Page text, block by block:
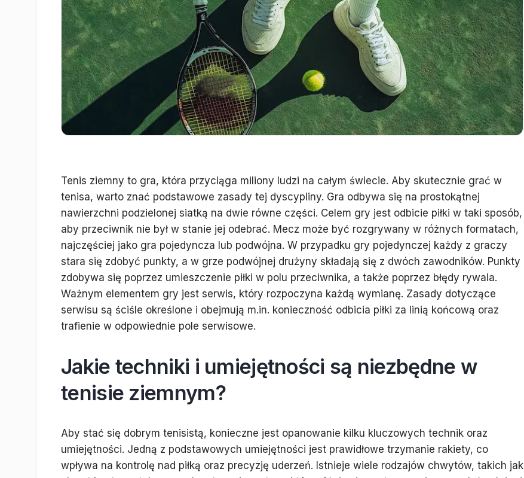
Tenis ziemny to gra, która przyciąga miliony ludzi na całym świecie. Aby skutecznie grać w
tenisa, warto znać podstawowe zasady tej dyscypliny. Gra odbywa się na prostokątnej
nawierzchni podzielonej siatką na dwie równe części. Celem gry jest odbicie piłki w taki sposób,
aby przeciwnik nie był w stanie jej odebrać. Mecz może być rozgrywany w różnych formatach,
najczęściej jako gra pojedyncza lub podwójna. W przypadku gry pojedynczej każdy z graczy
stara się zdobyć punkty, a w grze podwójnej drużyny składają się z dwóch zawodników. Punkty
zdobywa się poprzez umieszczenie piłki w polu przeciwnika, a także poprzez błędy rywala.
Ważnym elementem gry jest serwis, który rozpoczyna każdą wymianę. Zasady dotyczące
serwisu są ściśle określone i obejmują m.in. konieczność odbicia piłki za linią końcową oraz
trafienie w odpowiednie pole serwisowe.
Jakie techniki i umiejętności są niezbędne w
tenisie ziemnym?
Aby stać się dobrym tenisistą, konieczne jest opanowanie kilku kluczowych technik oraz
umiejętności. Jedną z podstawowych umiejętności jest prawidłowe trzymanie rakiety, co
wpływa na kontrolę nad piłką oraz precyzję uderzeń. Istnieje wiele rodzajów chwytów, takich jak